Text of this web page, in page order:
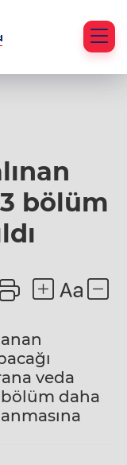
bölüm
veda
daha